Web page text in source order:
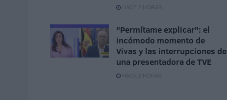
HACE 2 HORAS
"Permítame explicar": el
incómodo momento de
Vivas y las interrupciones de
una presentadora de TVE
HACE 2 HORAS